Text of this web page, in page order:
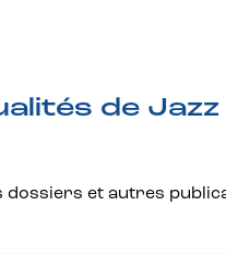
de Jazz
dossiers et autres